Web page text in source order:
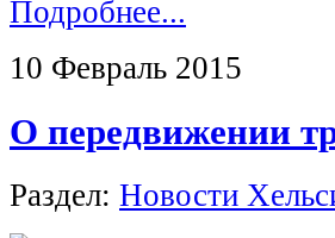
Подробнее...
10 Февраль 2015
О передвижении
Раздел: Новости